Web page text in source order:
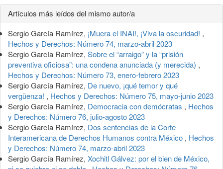
Detalles
del
artículo
Artículos más leídos del mismo autor/a
Sergio García Ramírez, ¡Muera el INAI!, ¡Viva la oscuridad! ,
Hechos y Derechos: Número 74, marzo-abril 2023
Sergio García Ramírez, Sobre el “arraigo” y la “prisión
preventiva oficiosa”: una condena anunciada (y merecida) ,
Hechos y Derechos: Número 73, enero-febrero 2023
Sergio García Ramírez, De nuevo, ¡qué temor y qué
vergüenza! , Hechos y Derechos: Número 75, mayo-junio 2023
Sergio García Ramírez, Democracia con demócratas , Hechos
y Derechos: Número 76, julio-agosto 2023
Sergio García Ramírez, Dos sentencias de la Corte
Interamericana de Derechos Humanos contra México , Hechos
y Derechos: Número 74, marzo-abril 2023
Sergio García Ramírez, Xochitl Gálvez: por el bien de México,